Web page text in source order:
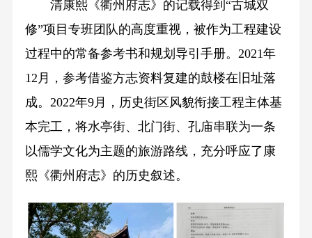
清康熙《衢州府志》的记载得到“古城双
修”项目专班团队的高度重视，被作为工程建设
过程中的常备参考书和规划导引手册。2021年
12月，参考借鉴方志资料复建的鼓楼在旧址落
成。2022年9月，历史街区风貌衔接工程主体基
本完工，将水亭街、北门街、孔庙串联为一条
以儒学文化为主题的旅游路线，充分呼应了康
熙《衢州府志》的历史叙述。